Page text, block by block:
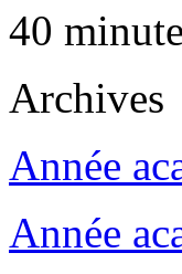
40
Archives
Année
Année